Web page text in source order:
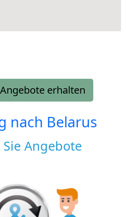
erhalten
nach Belarus
Angebote